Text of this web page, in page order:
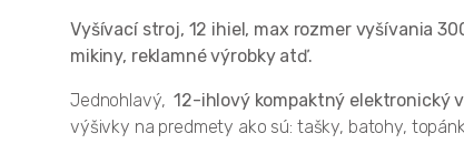
Vyšívací stroj, 12 ihiel, max rozmer vyšívania
mikiny, reklamné výrobky atď.
Jednohlavý,12-ihlový kompaktný elektronický
výšivky na predmety ako sú: tašky, batohy,